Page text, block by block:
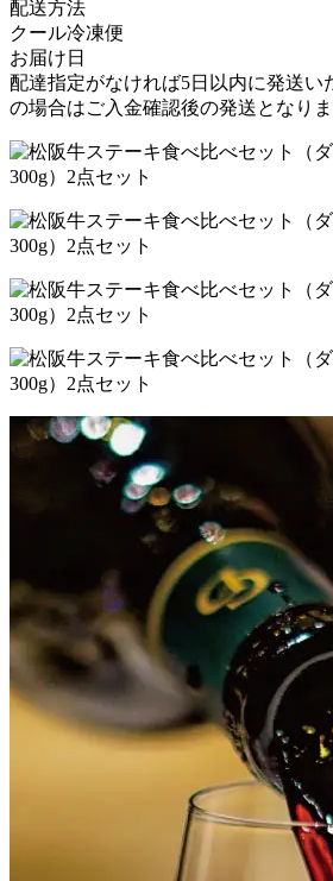
配送方法
クール冷凍便
お届け日
配達指定がなければ5日以内に発送い
の場合はご入金確認後の発送となりま